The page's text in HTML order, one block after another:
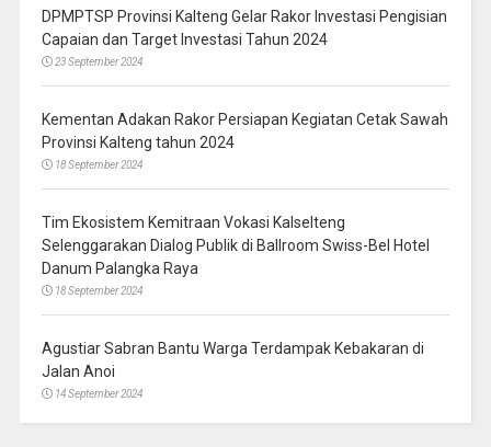
DPMPTSP Provinsi Kalteng Gelar Rakor Investasi Pengisian
Capaian dan Target Investasi Tahun 2024
23 September 2024
Kementan Adakan Rakor Persiapan Kegiatan Cetak Sawah
Provinsi Kalteng tahun 2024
18 September 2024
Tim Ekosistem Kemitraan Vokasi Kalselteng
Selenggarakan Dialog Publik di Ballroom Swiss-Bel Hotel
Danum Palangka Raya
18 September 2024
Agustiar Sabran Bantu Warga Terdampak Kebakaran di
Jalan Anoi
14 September 2024